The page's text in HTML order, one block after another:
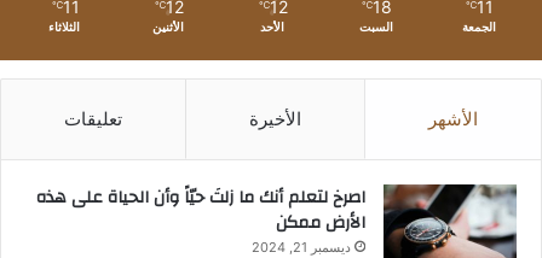
11
℃
الجمعة
18
℃
السبت
12
℃
الأحد
12
℃
الأثنين
11
℃
الثلاثاء
الأشهر الأخيرة تعليقات
‫اصرخ لتعلم أنك ما زلتَ حيّاً وأن الحياة على هذه
الأرض ممكن
ديسمبر 21, 2024